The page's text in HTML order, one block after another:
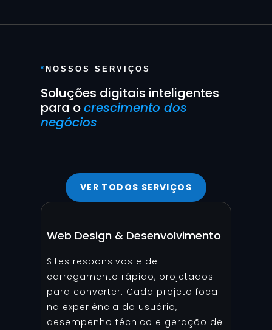
* NOSSOS SERVIÇOS
Soluções digitais inteligentes
para ocrescimento dos
negócios
VER TODOS SERVIÇOS
Web Design & Desenvolvimento
Sites responsivos e de
carregamento rápido, projetados
para converter. Cada projeto foca
na experiência do usuário,
desempenho técnico e geração de